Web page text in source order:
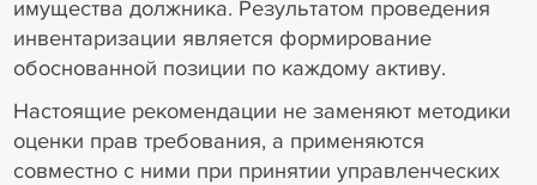
имущества должника. Результатом проведения
инвентаризации является формирование
обоснованной позиции по каждому активу.
Настоящие рекомендации не заменяют методики
оценки прав требования, а применяются
совместно с ними при принятии управленческих